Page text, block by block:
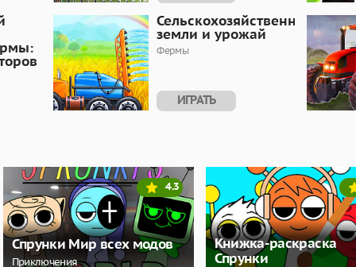
Сельскохозяйственные
земли и урожай
Фермы
ИГРАТЬ
Спрунки Мир всех модов
Приключения
4.3
Книжка-раскраска
Спрунки